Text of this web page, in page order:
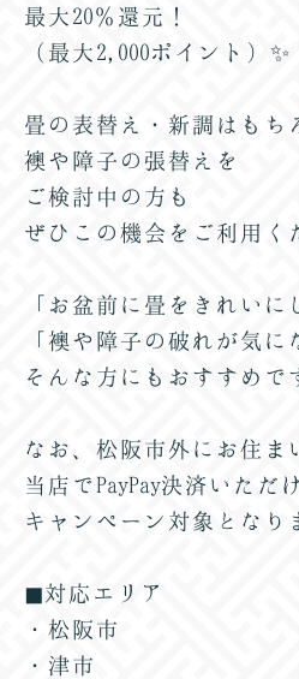
最大20％還元！
（最大2,000ポイント）✨
畳の表替え・新調はもち
襖や障子の張替えを
ご検討中の方も
ぜひこの機会をご利用く
「お盆前に畳をきれいに
「襖や障子の破れが気に
そんな方にもおすすめで
なお、松阪市外にお住ま
当店でPayPay決済いただ
キャンペーン対象となり
◼︎対応エリア
・松阪市
・津市